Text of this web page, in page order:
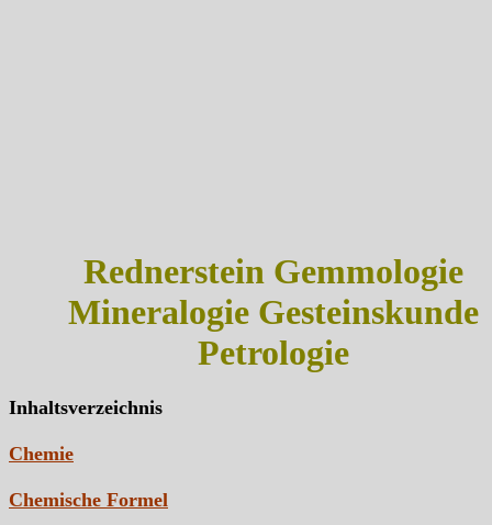
Rednerstein Gemmologie
Mineralogie Gesteinskunde
Petrologie
Inhaltsverzeichnis
Chemie
Chemische Formel